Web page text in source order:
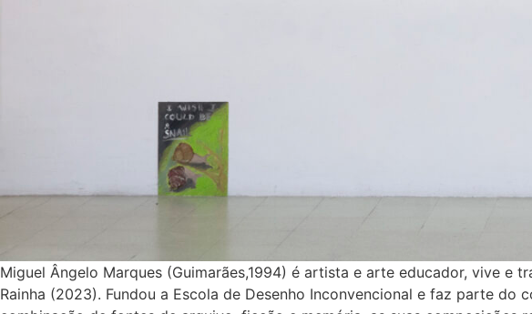
Miguel Ângelo Marques (Guimarães,1994) é artista e arte educador, vive e
Rainha (2023). Fundou a Escola de Desenho Inconvencional e faz parte